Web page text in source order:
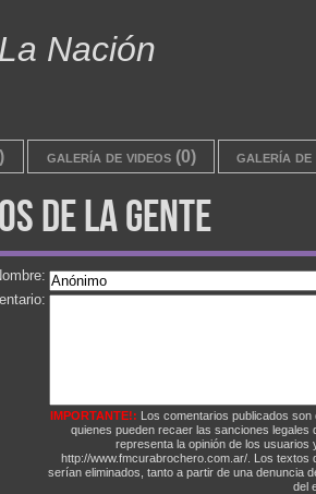
Nación
galería de videos (0) galería de
de la gente
IMPORTANTE!: Los comentarios publicados
quienes pueden recaer las sanciones
representa la opinión de los
http://www.fmcurabrochero.com.ar/. Los textos
serían eliminados, tanto a partir de una denuncia
del